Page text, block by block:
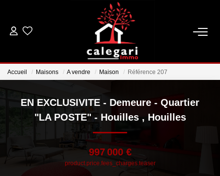
VENTES
LOCATIONS
ESTIMATION
GESTION
NOTRE AGENCE
Accueil Maisons A vendre Maison Référence 207
EN EXCLUSIVITE - Demeure - Quartier
"LA POSTE" - Houilles , Houilles
997 000 €
product.price.fees_charges.teaser